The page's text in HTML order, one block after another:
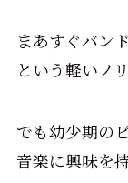
まあすぐバン
という軽いノ
でも幼少期の
音楽に興味を